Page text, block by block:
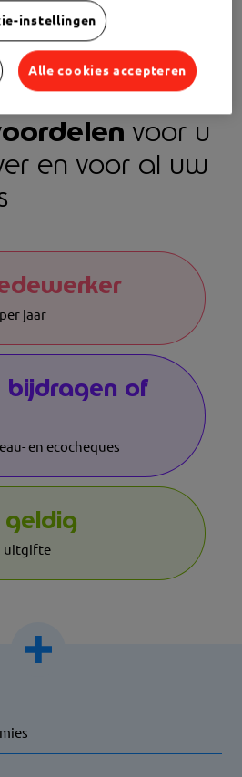
voor u
en voor al uw
jaar
bijdragen of
en ecocheques
uitgifte
instellingen
Alle cookies accepteren